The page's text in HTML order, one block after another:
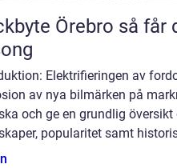
så får du säkra hjul inför varje
Elektrifieringen av
av nya bilmärken på
och ge en grundlig
popularitet samt